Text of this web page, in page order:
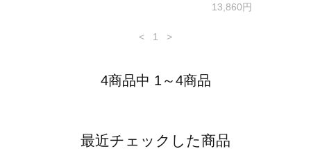
13,860円
< 1 >
4商品中 1～4商品
最近チェックした商品